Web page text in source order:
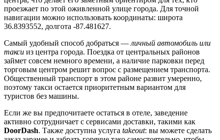
проезжает по этой оживленной улице города. Для точной
навигации можно использовать координаты: широта
36.8393552, долгота -87.481627.
Самый удобный способ добраться — личный автомобиль или
такси из центра города. Поездка от центральных районов
займет совсем немного времени, а наличие парковки перед
торговым центром решит вопрос с размещением транспорта.
Общественный транспорт в этом районе развит умеренно,
поэтому такси остается приоритетным вариантом для
туристов без машины.
Если же вы предпочитаете остаться в отеле, заведение
активно сотрудничает с сервисами доставки, такими как
DoorDash. Также доступна услуга takeout: вы можете сделать